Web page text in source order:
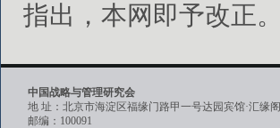
指出，本网即予改正。
中国战略与管理研究会
地 址：北京市海淀区福缘门路甲一号达园宾馆·汇缘阁
邮编：100091